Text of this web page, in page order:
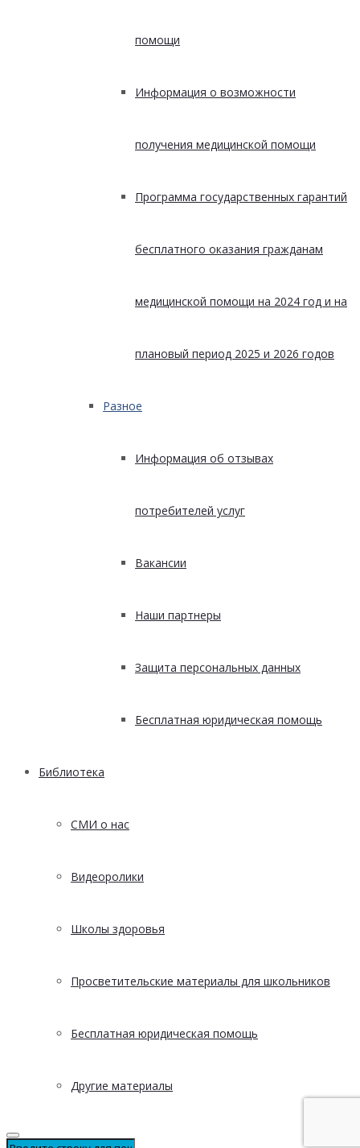
помощи
Информация о возможности
получения медицинской помощи
Программа государственных гарантий
бесплатного оказания гражданам
медицинской помощи на 2024 год и на
плановый период 2025 и 2026 годов
Разное
Информация об отзывах
потребителей услуг
Вакансии
Наши партнеры
Защита персональных данных
Бесплатная юридическая помощь
Библиотека
СМИ о нас
Видеоролики
Школы здоровья
Просветительские материалы для школьников
Бесплатная юридическая помощь
Другие материалы